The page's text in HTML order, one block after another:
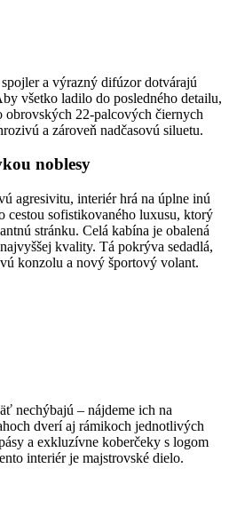
a výrazný difúzor dotvárajú
všetko ladilo do posledného detailu,
22-palcových čiernych
a zároveň nadčasovú siluetu.
noblesy
agresivitu, interiér hrá na úplne inú
cestou sofistikovaného luxusu, ktorý
stránku. Celá kabína je obalená
kvality. Tá pokrýva sedadlá,
konzolu a nový športový volant.
nechýbajú – nájdeme ich na
dverí aj rámikoch jednotlivých
a exkluzívne koberčeky s logom
interiér je majstrovské dielo.